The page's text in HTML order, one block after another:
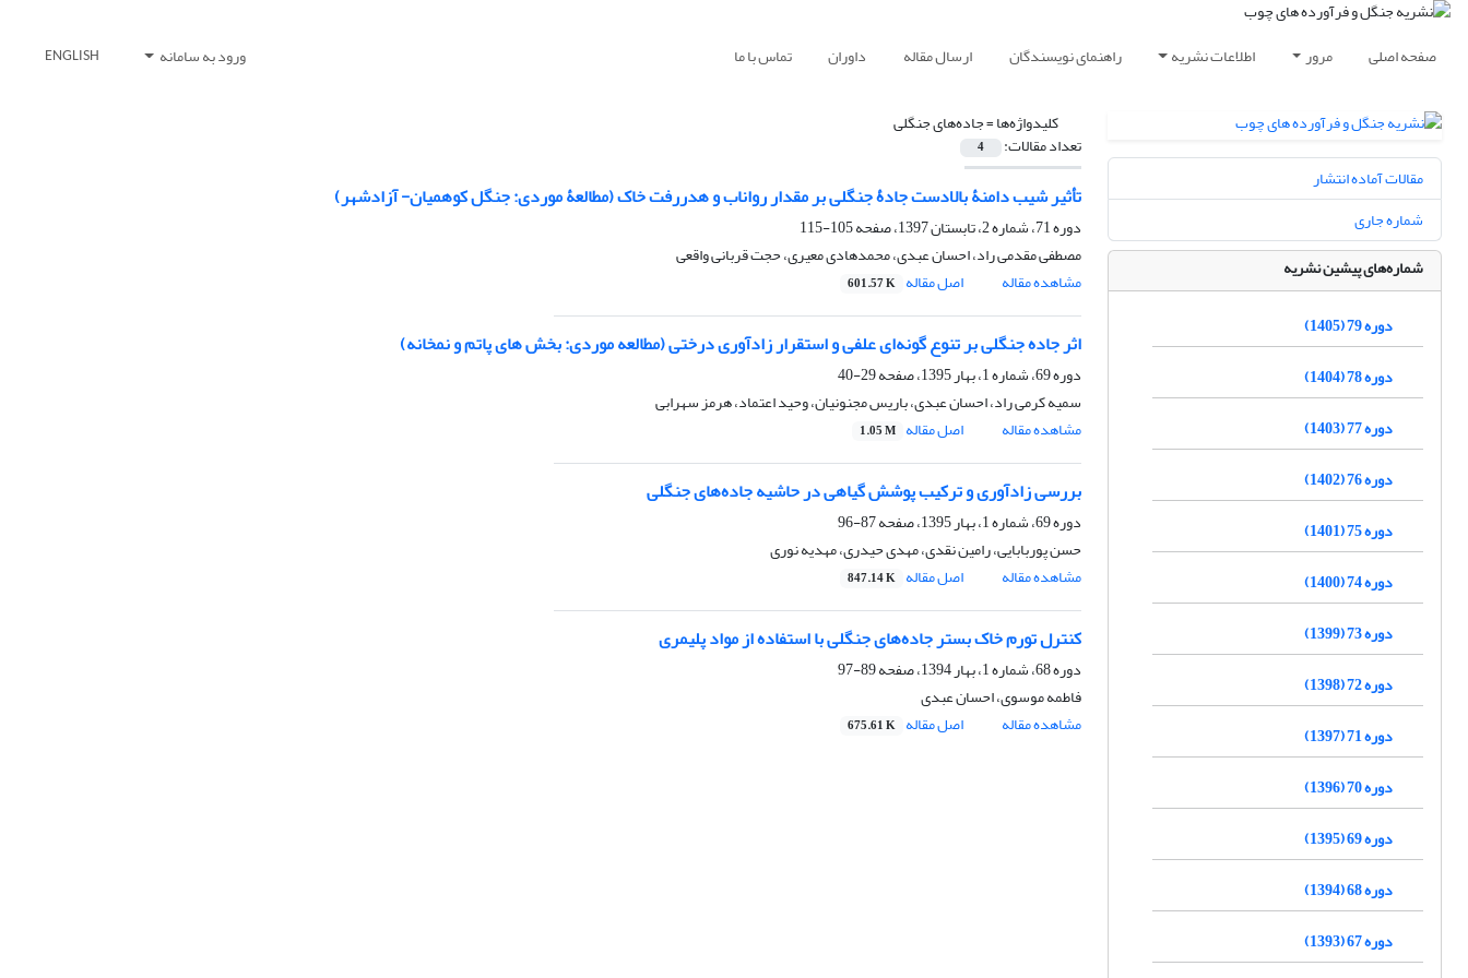
صفحه اصلی مرور اطلاعات نشریه راهنمای نویسندگان ارسال مقاله داوران تماس با ما ورود به سامانه ENGLISH
کلیدواژه‌ها =جاده‌های جنگلی
تعداد مقالات: 4
تأثیر شیب دامنۀ بالادست جادۀ جنگلی بر مقدار رواناب و هدررفت خاک (مطالعۀ موردی‌: جنگل کوهمیان- آزادشهر)
دوره 71، شماره 2، تابستان 1397، صفحه
105-115
مصطفی مقدمی راد، احسان عبدی، محمدهادی معیری، حجت قربانی واقعی
مشاهده مقاله
اصل مقاله 601.57 K
اثر جاده‌ جنگلی بر تنوع گونه‌ای علفی و استقرار زادآوری درختی (مطالعه موردی: بخش های پاتم و نمخانه)
دوره 69، شماره 1، بهار 1395، صفحه
29-40
سمیه کرمی راد، احسان عبدی، باریس مجنونیان، وحید اعتماد، هرمز سهرابی
مشاهده مقاله
اصل مقاله 1.05 M
بررسی زادآوری و ترکیب پوشش گیاهی در حاشیه جاده‌های جنگلی
دوره 69، شماره 1، بهار 1395، صفحه
87-96
حسن پوربابایی، رامین نقدی، مهدی حیدری، مهدیه نوری
مشاهده مقاله
اصل مقاله 847.14 K
کنترل تورم خاک بستر جاده‌های‌ جنگلی با استفاده از مواد پلیمری
دوره 68، شماره 1، بهار 1394، صفحه
89-97
فاطمه موسوی، احسان عبدی
مشاهده مقاله
اصل مقاله 675.61 K
مقالات آماده انتشار
شماره جاری
شماره‌های پیشین نشریه
دوره 79 (1405)
دوره 78 (1404)
دوره 77 (1403)
دوره 76 (1402)
دوره 75 (1401)
دوره 74 (1400)
دوره 73 (1399)
دوره 72 (1398)
دوره 71 (1397)
دوره 70 (1396)
دوره 69 (1395)
دوره 68 (1394)
دوره 67 (1393)